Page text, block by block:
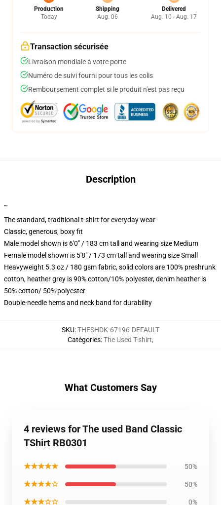
Production
Today
Shipping
Aug. 06
Delivered
Aug. 10 - Aug. 17
Transaction sécurisée
Livraison mondiale à votre porte
Numéro de suivi fourni pour tous les colis
Remboursement complet si le produit n'est pas reçu
Description
""
The standard, traditional t-shirt for everyday wear
Classic, generous, boxy fit
Male model shown is 6'0" / 183 cm tall and wearing size Medium
Female model shown is 5'8" / 173 cm tall and wearing size Small
Heavyweight 5.3 oz / 180 gsm fabric, solid colors are 100% preshrunk
cotton, heather grey is 90% cotton/10% polyester, denim heather is
50% cotton/ 50% polyester
Double-needle hems and neck band for durability
SKU:THESHDK-67196-DEFAULT
Catégories:The Used T-shirt,
What Customers Say
4 reviews for The used Band Classic
TShirt RB0301
★★★★★ 50%
★★★★☆ 50%
★★★☆☆ 0%